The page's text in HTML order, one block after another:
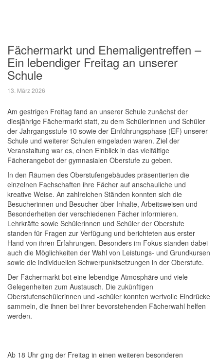
Fächermarkt und Ehemaligentreffen –
Ein lebendiger Freitag an unserer
Schule
13. März 2026
Am gestrigen Freitag fand an unserer Schule zunächst der
diesjährige Fächermarkt statt, zu dem Schülerinnen und Schüler
der Jahrgangsstufe 10 sowie der Einführungsphase (EF) unserer
Schule und weiterer Schulen eingeladen waren. Ziel der
Veranstaltung war es, einen Einblick in das vielfältige
Fächerangebot der gymnasialen Oberstufe zu geben.
In den Räumen des Oberstufengebäudes präsentierten die
einzelnen Fachschaften ihre Fächer auf anschauliche und
kreative Weise. An zahlreichen Ständen konnten sich die
Besucherinnen und Besucher über Inhalte, Arbeitsweisen und
Besonderheiten der verschiedenen Fächer informieren.
Lehrkräfte sowie Schülerinnen und Schüler der Oberstufe
standen für Fragen zur Verfügung und berichteten aus erster
Hand von ihren Erfahrungen. Besonders im Fokus standen dabei
auch die Möglichkeiten der Wahl von Leistungs- und Grundkursen
sowie die individuellen Schwerpunktsetzungen in der Oberstufe.
Der Fächermarkt bot eine lebendige Atmosphäre und viele
Gelegenheiten zum Austausch. Die zukünftigen
Oberstufenschülerinnen und -schüler konnten wertvolle Eindrücke
sammeln, die ihnen bei ihrer bevorstehenden Fächerwahl helfen
werden.
Ab 18 Uhr ging der Freitag in einen weiteren besonderen